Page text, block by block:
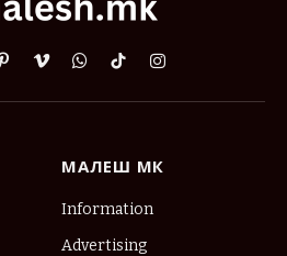
PinterestVimeoWhatsApp
TikTokInstagram
МАЛЕШ МК
Information
Advertising